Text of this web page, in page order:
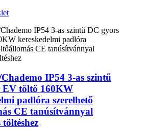
IP54 3-as szintű
EV töltő 160KW
padlóra szerelhető
CE tanúsítvánnyal